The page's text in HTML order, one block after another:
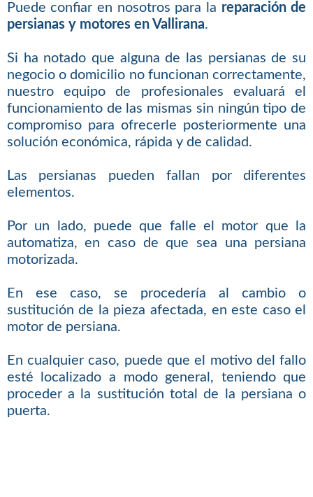
Puede confiar en nosotros para la reparación de
persianas y motores en Vallirana.
Si ha notado que alguna de las persianas de su
negocio o domicilio no funcionan correctamente,
nuestro equipo de profesionales evaluará el
funcionamiento de las mismas sin ningún tipo de
compromiso para ofrecerle posteriormente una
solución económica, rápida y de calidad.
Las persianas pueden fallan por diferentes
elementos.
Por un lado, puede que falle el motor que la
automatiza, en caso de que sea una persiana
motorizada.
En ese caso, se procedería al cambio o
sustitución de la pieza afectada, en este caso el
motor de persiana.
En cualquier caso, puede que el motivo del fallo
esté localizado a modo general, teniendo que
proceder a la sustitución total de la persiana o
puerta.